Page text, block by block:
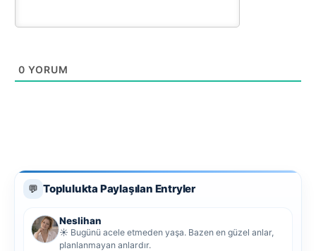
0 YORUM
💬 Toplulukta Paylaşılan Entryler
Neslihan
☀️ Bugünü acele etmeden yaşa. Bazen en güzel anlar,
planlanmayan anlardır.